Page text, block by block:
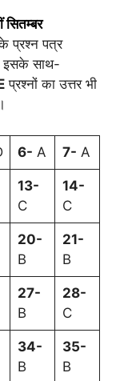
सितम्बर
प्रश्न पत्र
इसके साथ-
प्रश्नों का उत्तर भी
6- A 7- A
13-
C
14-
C
20-
B
21-
B
27-
B
28-
C
34-
B
35-
B